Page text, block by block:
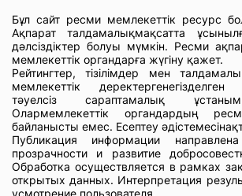
Бұл сайт ресми мемлекеттік ресурс
Ақпарат талдамалықмақсатта
дәлсіздіктер болуы мүмкін. Ресми
мемлекеттік органдарға жүгіну қажет.
Рейтингтер, тізілімдер мен
мемлекеттік
тәуелсіз сараптамалық
Олармемлекеттік органдардың
байланысты емес. Есептеу
Публикация информации
прозрачности и развитие
Обработка осуществляется в рамках
открытых данных. Интерпретация
усмотрение пользователя.